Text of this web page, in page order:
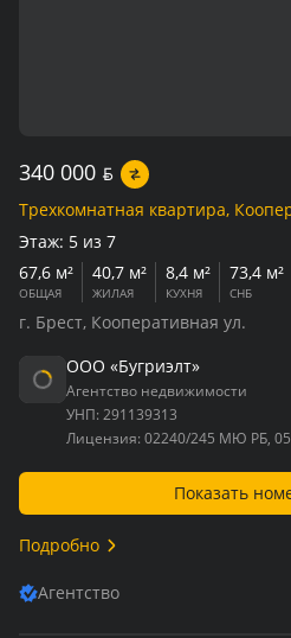
340 000 BYN
Трехкомнатная квартира,
Этаж: 5 из 7
67,6 м²
ОБЩАЯ
40,7 м²
ЖИЛАЯ
8,4 м²
КУХНЯ
73,4 м²
СНБ
г. Брест, Кооперативная ул.
ООО «Бугриэлт»
Агентство недвижимости
УНП: 291139313
Лицензия: 02240/245 МЮ РБ,
Показать
Подробно
Агентство